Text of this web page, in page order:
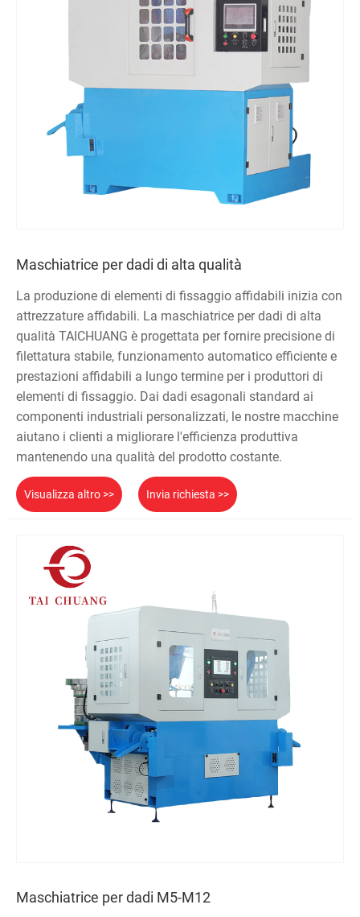
Maschiatrice per dadi di alta qualità
La produzione di elementi di fissaggio affidabili inizia con
attrezzature affidabili. La maschiatrice per dadi di alta
qualità TAICHUANG è progettata per fornire precisione di
filettatura stabile, funzionamento automatico efficiente e
prestazioni affidabili a lungo termine per i produttori di
elementi di fissaggio. Dai dadi esagonali standard ai
componenti industriali personalizzati, le nostre macchine
aiutano i clienti a migliorare l'efficienza produttiva
mantenendo una qualità del prodotto costante.
Visualizza altro >> Invia richiesta >>
Maschiatrice per dadi M5-M12